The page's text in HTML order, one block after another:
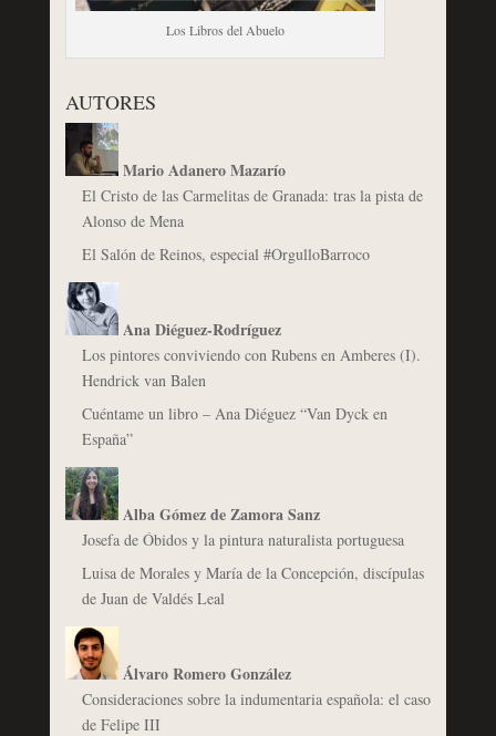
Los Libros del Abuelo
AUTORES
Mario Adanero Mazarío
El Cristo de las Carmelitas de Granada: tras la pista de
Alonso de Mena
El Salón de Reinos, especial #OrgulloBarroco
Ana Diéguez-Rodríguez
Los pintores conviviendo con Rubens en Amberes (I).
Hendrick van Balen
Cuéntame un libro – Ana Diéguez “Van Dyck en
España”
Alba Gómez de Zamora Sanz
Josefa de Óbidos y la pintura naturalista portuguesa
Luisa de Morales y María de la Concepción, discípulas
de Juan de Valdés Leal
Álvaro Romero González
Consideraciones sobre la indumentaria española: el caso
de Felipe III